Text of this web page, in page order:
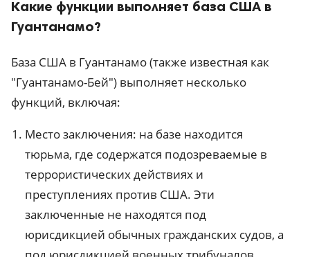
Какие функции выполняет база США в
Гуантанамо?
База США в Гуантанамо (также известная как
"Гуантанамо-Бей") выполняет несколько
функций, включая:
Место заключения: на базе находится
тюрьма, где содержатся подозреваемые в
террористических действиях и
преступлениях против США. Эти
заключенные не находятся под
юрисдикцией обычных гражданских судов, а